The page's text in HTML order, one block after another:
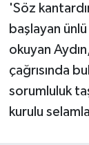
'Söz
başlayan
okuyan
çağrısında
sorumluluk
kurulu